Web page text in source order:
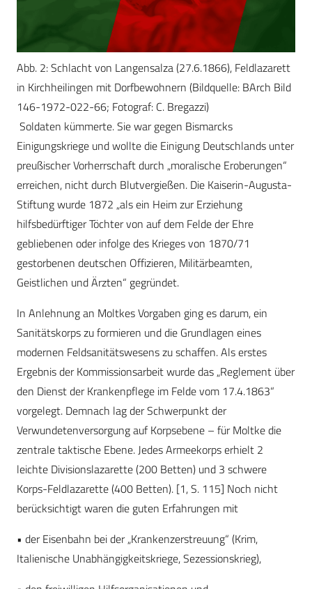
Abb. 2: Schlacht von Langensalza (27.6.1866), Feldlazarett
in Kirchheilingen mit Dorfbewohnern (Bildquelle: BArch Bild
146-1972-022-66; Fotograf: C. Bregazzi)
Soldaten kümmerte. Sie war gegen Bismarcks
Einigungskriege und wollte die Einigung Deutschlands unter
preußischer Vorherrschaft durch „moralische Eroberungen“
erreichen, nicht durch Blutvergießen. Die Kaiserin-Augusta-
Stiftung wurde 1872 „als ein Heim zur Erziehung
hilfsbedürftiger Töchter von auf dem Felde der Ehre
gebliebenen oder infolge des Krieges von 1870/71
gestorbenen deutschen Offizieren, Militärbeamten,
Geistlichen und Ärzten“ gegründet.
In Anlehnung an Moltkes Vorgaben ging es darum, ein
Sanitätskorps zu formieren und die Grundlagen eines
modernen Feldsanitätswesens zu schaffen. Als erstes
Ergebnis der Kommissionsarbeit wurde das „Reglement über
den Dienst der Krankenpflege im Felde vom 17.4.1863“
vorgelegt. Demnach lag der Schwerpunkt der
Verwundetenversorgung auf Korpsebene – für Moltke die
zentrale taktische Ebene. Jedes Armeekorps erhielt 2
leichte Divisionslazarette (200 Betten) und 3 schwere
Korps-Feldlazarette (400 Betten). [1, S. 115] Noch nicht
berücksichtigt waren die guten Erfahrungen mit
• der Eisenbahn bei der „Krankenzerstreuung“ (Krim,
Italienische Unabhängigkeitskriege, Sezessionskrieg),